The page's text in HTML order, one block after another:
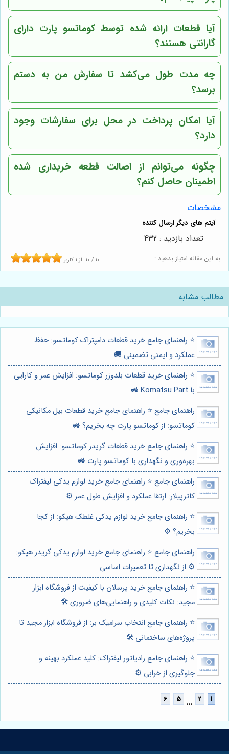
آیا قطعات ارائه شده توسطکوماتسو پارت دارای
گارانتی هستند؟
چه مدت طول می‌کشد تا سفارش من به دستم
برسد؟
آیا امکان پرداخت در محل برای سفارشات وجود
دارد؟
چگونه می‌توانم از اصالت قطعه خریداری شده
اطمینان حاصل کنم؟
مشخصات
به این مقاله امتیاز بدهید : 10 / 10 از 1 کاربر
تعداد بازدید : 432
مطالب مشابه
⭐️ راهنمای جامع خرید قطعات دامپتراک کوماتسو: حفظ
عملکرد و ایمنی تضمینی 🚚
⭐️ راهنمای خرید قطعات بلدوزر کوماتسو: افزایش عمر و کارایی
با Komatsu Part 🚜
راهنمای جامع ⭐️ راهنمای جامع خرید قطعات بیل مکانیکی
کوماتسو: از کوماتسو پارت چه بخریم؟ 🚜
⭐️ راهنمای جامع خرید قطعات گریدر کوماتسو: افزایش
بهره‌وری و نگهداری با کوماتسو پارت 🚜
راهنمای جامع ⭐️ راهنمای جامع خرید لوازم یدکی لیفتراک
کاترپیلار: ارتقا عملکرد و افزایش طول عمر ⚙️
⭐️ راهنمای جامع خرید لوازم یدکی غلطک هپکو: از کجا
بخریم؟ ⚙️
راهنمای جامع ⭐️ راهنمای جامع خرید لوازم یدکی گریدر هپکو:
⚙️ از نگهداری تا تعمیرات اساسی
⭐️ راهنمای جامع خرید پرسلان با کیفیت از فروشگاه ابزار
مجید: نکات کلیدی و راهنمایی‌های ضروری 🛠️
⭐️ راهنمای جامع انتخاب سرامیک بر: از فروشگاه ابزار مجید تا
پروژه‌های ساختمانی 🛠️
⭐️ راهنمای جامع رادیاتور لیفتراک: کلید عملکرد بهینه و
جلوگیری از خرابی ⚙️
...